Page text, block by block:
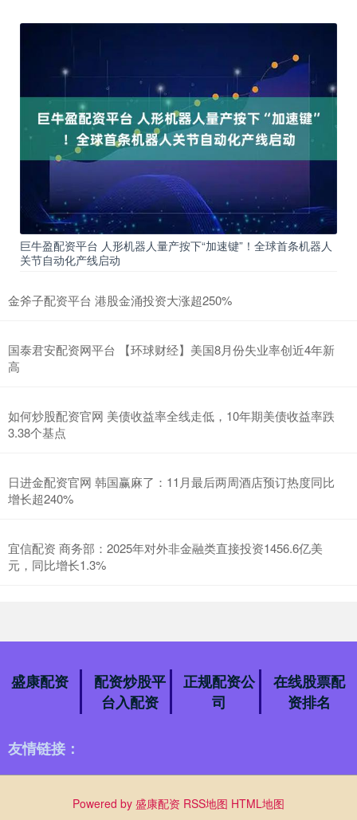
巨牛盈配资平台 人形机器人量产按下“加速键”！全球首条机器人
关节自动化产线启动
金斧子配资平台 港股金涌投资大涨超250%
国泰君安配资网平台 【环球财经】美国8月份失业率创近4年新
高
如何炒股配资官网 美债收益率全线走低，10年期美债收益率跌
3.38个基点
日进金配资官网 韩国赢麻了：11月最后两周酒店预订热度同比
增长超240%
宜信配资 商务部：2025年对外非金融类直接投资1456.6亿美
元，同比增长1.3%
盛康配资
配资炒股平
台入配资
正规配资公
司
在线股票配
资排名
友情链接：
Powered by 盛康配资 RSS地图 HTML地图